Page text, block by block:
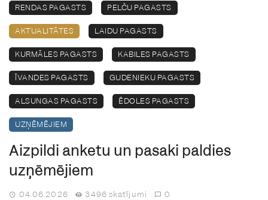
RENDAS PAGASTS PELČU PAGASTS
AKTUALITĀTES LAIDU PAGASTS
KURMĀLES PAGASTS KABILES PAGASTS
ĪVANDES PAGASTS GUDENIEKU PAGASTS
ALSUNGAS PAGASTS ĒDOLES PAGASTS
UZŅĒMĒJIEM
Aizpildi anketu un pasaki paldies
uzņēmējiem
04.06.2026 3496 skatījumi 0